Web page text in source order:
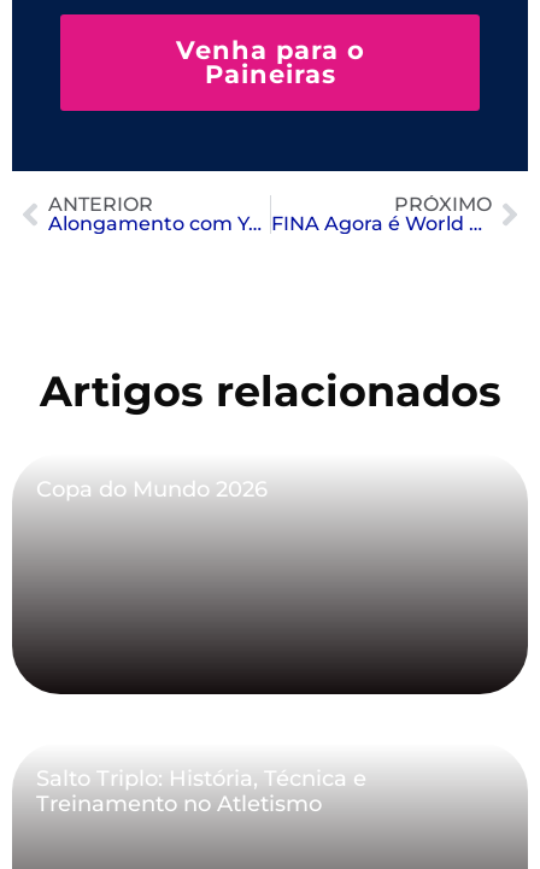
Venha para o
Paineiras
ANTERIOR
Alongamento com Yoga Kurunta: Técnica com Cordas que Revoluciona o Equilíbrio
PRÓXIMO
FINA Agora é World Aquatics: Entenda a Transformação Global dos Esportes Aquáticos
Artigos relacionados
Copa do Mundo 2026
Salto Triplo: História, Técnica e
Treinamento no Atletismo